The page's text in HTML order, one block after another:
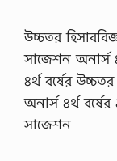
উচ্চতর
সাজেশন অনার্স
৪র্থ বর্ষের
অনার্স ৪র্থ
সাজেশন